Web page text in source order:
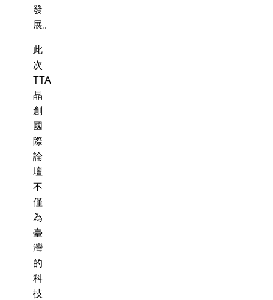
發
展。
此
次
TTA
晶
創
國
際
論
壇
不
僅
為
臺
灣
的
科
技